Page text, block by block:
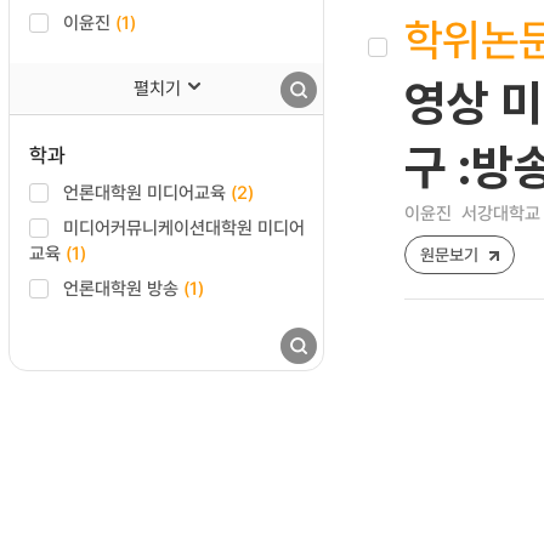
이윤진 (1)
펼치기
학과
언론대학원 미디어교육 (2)
미디어커뮤니케이션대학원 미디어
교육 (1)
언론대학원 방송 (1)
학위논
영상
구 :방
이윤진 서강대학
원문보기